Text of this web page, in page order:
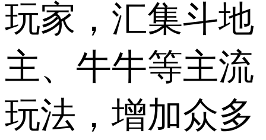
玩家，汇集斗地
主、牛牛等主流
玩法，增加众多